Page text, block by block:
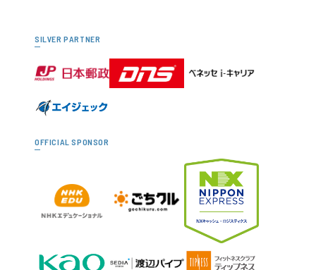
SILVER PARTNER
OFFICIAL SPONSOR